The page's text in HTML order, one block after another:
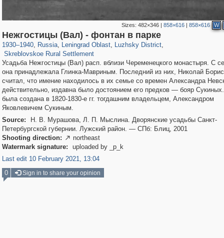
Sizes: 482×346| 858×616| 858×616 W
Нежгостицы (Вал) - фонтан в парке
1930–1940, Russia
1,406,255 29,243
, Leningrad Oblast
38,918 592
, Luzhsky District
1,713 18
,
Skreblovskoe Rural Settlement
160 2
Усадьба Нежгостицы (Вал) расп. вблизи Череменецкого монастыря. С
она принадлежала Глинка-Мавриным. Последний из них, Николай
считал, что имение находилось в их семье со времен Александра
действительно, издавна было достоянием его предков — бояр
была создана в 1820-1830-е гг. тогдашним владельцем, Александром
Яковлевичем Сукиным.
Source:
Н. В. Мурашова, Л. П. Мыслина. Дворянские усадьбы Санкт-
Петербургской губернии. Лужский район. — СПб: Блиц, 2001
Shooting direction:  northeast
Watermark signature:
uploaded by _p_k
Last edit 10 February 2021, 13:04
0
Sign in to share your opinion